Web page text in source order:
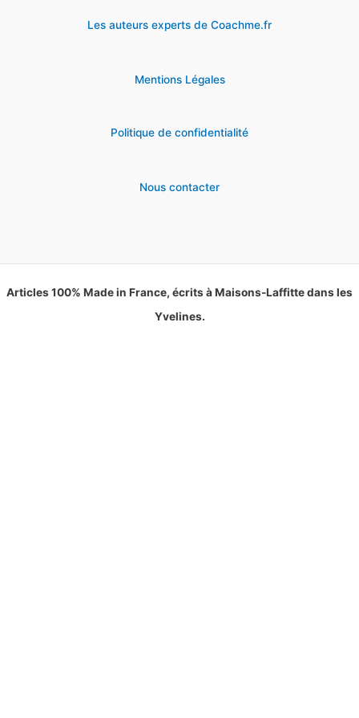
Les auteurs experts de Coachme.fr
Mentions Légales
Politique de confidentialité
Nous contacter
Articles 100% Made in France, écrits à Maisons-Laffitte dans les
Yvelines.